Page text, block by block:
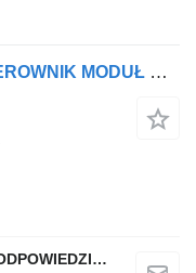
Jednostka sterująca WABCO STEROWNIK MODUŁ WYBIERAKA TCM MERCEDES ACTROS MP4 A0104465009 do ciągnika siodłowego
QINDITO SPÓŁKA Z OGRANICZONĄ ODPOWIEDZIALNOŚCIĄ